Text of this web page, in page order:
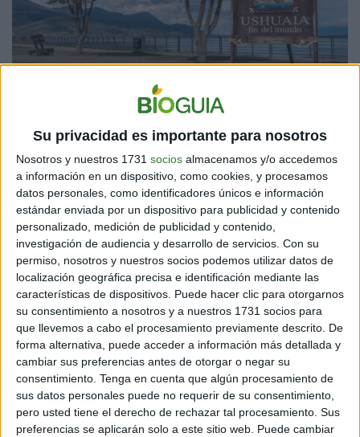
Su privacidad es importante para nosotros
Nosotros y nuestros 1731 socios almacenamos y/o accedemos
a información en un dispositivo, como cookies, y procesamos
datos personales, como identificadores únicos e información
estándar enviada por un dispositivo para publicidad y contenido
personalizado, medición de publicidad y contenido,
investigación de audiencia y desarrollo de servicios. Con su
permiso, nosotros y nuestros socios podemos utilizar datos de
localización geográfica precisa e identificación mediante las
características de dispositivos. Puede hacer clic para otorgarnos
su consentimiento a nosotros y a nuestros 1731 socios para
que llevemos a cabo el procesamiento previamente descrito. De
forma alternativa, puede acceder a información más detallada y
cambiar sus preferencias antes de otorgar o negar su
consentimiento. Tenga en cuenta que algún procesamiento de
sus datos personales puede no requerir de su consentimiento,
pero usted tiene el derecho de rechazar tal procesamiento. Sus
preferencias se aplicarán solo a este sitio web. Puede cambiar
Para promover su cumplimiento, el Municipio de
Ushuaia deberá generar
campañas de reducción y
reutilizaciónde productos desechables e impulsar la
implementación de precios diferenciales para la
recarga en el mismo recipiente de bebidas o alimentos
que se expenden en envases desechables.